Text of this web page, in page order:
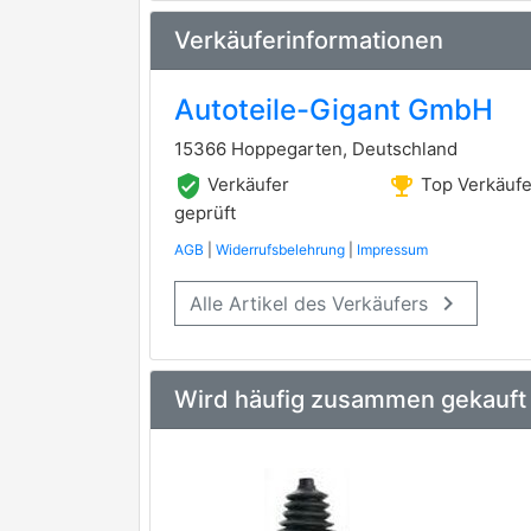
EAI
EKG
GENERAL RICAMBI
INTERPARTS
LAUBER
LÖBRO
Multiparts
Verkäuferinformationen
Autoteile-Gigant GmbH
15366 Hoppegarten, Deutschland
verified_user Verkäufer
geprüft
emoji_events Top
AGB Widerrufsbelehrung Impressum
Alle Artikel des Verkäufers keyboard_arrow_right
Wird häufig zusammen gekauft